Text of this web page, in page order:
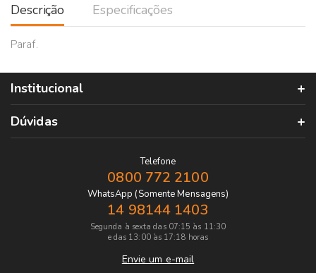
Descrição Especificações
Paraf.
Institucional
Dúvidas
Telefone
0800 772 2100
WhatsApp (Somente Mensagens)
14 98144 1403
Segunda à sexta das 07:15 às 11:30
e das 13:00 às 17:18 horas
Envie um e-mail